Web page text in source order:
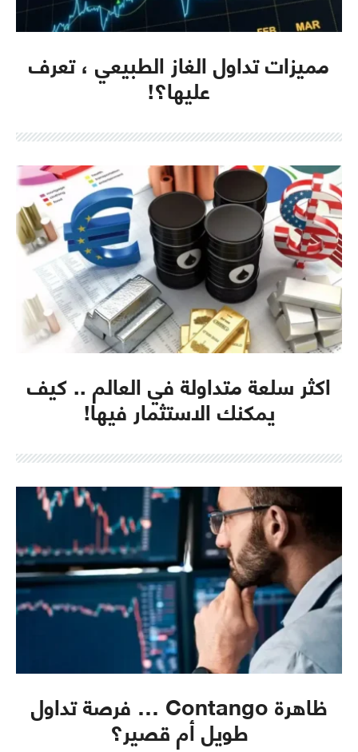
مميزات تداول الغاز الطبيعي ، تعرف
عليها؟!
اكثر سلعة متداولة في العالم .. كيف
يمكنك الاستثمار فيها!
ظاهرة Contango … فرصة تداول
طويل أم قصير؟